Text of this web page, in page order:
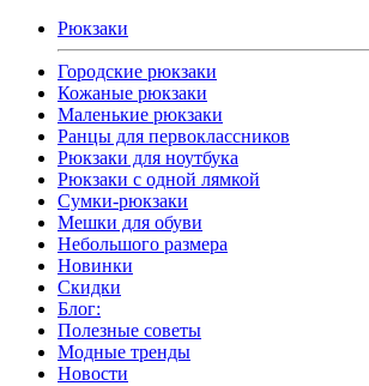
Рюкзаки
Городские рюкзаки
Кожаные рюкзаки
Маленькие рюкзаки
Ранцы для первоклассников
Рюкзаки для ноутбука
Рюкзаки с одной лямкой
Сумки-рюкзаки
Мешки для обуви
Небольшого размера
Новинки
Скидки
Блог:
Полезные советы
Модные тренды
Новости